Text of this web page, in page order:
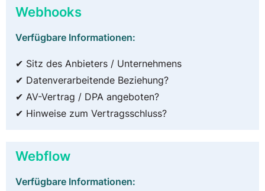
Webhooks
Verfügbare Informationen:
✔ Sitz des Anbieters / Unternehmens
✔ Datenverarbeitende Beziehung?
✔ AV-Vertrag / DPA angeboten?
✔ Hinweise zum Vertragsschluss?
Webflow
Verfügbare Informationen: